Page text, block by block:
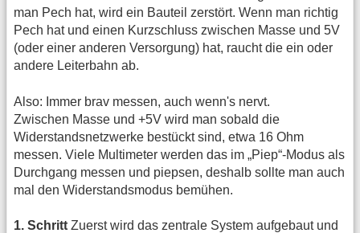
man Pech hat, wird ein Bauteil zerstört. Wenn man richtig
Pech hat und einen Kurzschluss zwischen Masse und 5V
(oder einer anderen Versorgung) hat, raucht die ein oder
andere Leiterbahn ab.
Also: Immer brav messen, auch wenn's nervt.
Zwischen Masse und +5V wird man sobald die
Widerstandsnetzwerke bestückt sind, etwa 16 Ohm
messen. Viele Multimeter werden das im „Piep“-Modus als
Durchgang messen und piepsen, deshalb sollte man auch
mal den Widerstandsmodus bemühen.
1. Schritt Zuerst wird das zentrale System aufgebaut und